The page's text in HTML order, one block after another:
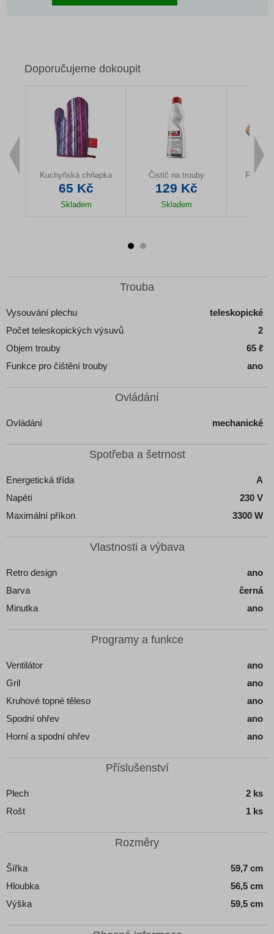
Doporučujeme dokoupit
Kuchyňská chňapka
65 Kč
Skladem
Čistič na trouby
129 Kč
Skladem
Forma
Trouba
Vysouvání plechu
teleskopické
Počet teleskopických výsuvů
2
Objem trouby
65 ℓ
Funkce pro čištění trouby
ano
Ovládání
Ovládání mechanické
Spotřeba a šetrnost
Energetická třída
A
Napětí
230 V
Maximální příkon
3300 W
Vlastnosti a výbava
Retro design
ano
Barva
černá
Minutka
ano
Programy a funkce
Ventilátor
ano
Gril
ano
Kruhové topné těleso
ano
Spodní ohřev
ano
Horní a spodní ohřev
ano
Příslušenství
Plech
2 ks
Rošt
1 ks
Rozměry
Šířka
59,7 cm
Hloubka
56,5 cm
Výška
59,5 cm